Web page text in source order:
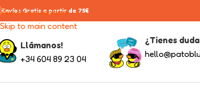
Skip to navigation
Skip to main content
Envíos Gratis a partir de 75€
Llámanos!
+34 604 89 23 04
¿Tienes